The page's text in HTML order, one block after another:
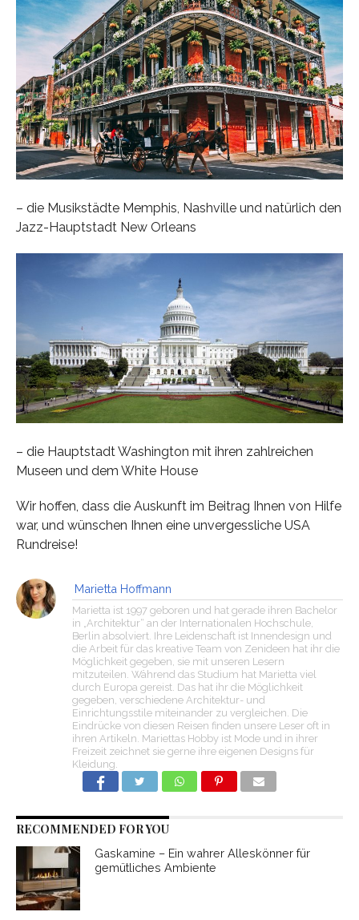
– die Musikstädte Memphis, Nashville und natürlich den
Jazz-Hauptstadt New Orleans
– die Hauptstadt Washington mit ihren zahlreichen
Museen und dem White House
Wir hoffen, dass die Auskunft im Beitrag Ihnen von Hilfe
war, und wünschen Ihnen eine unvergessliche USA
Rundreise!
Marietta Hoffmann
Marietta ist 1997 geboren und hat gerade ihren Bachelor
in „Architektur“ an der Internationalen Hochschule,
Berlin absolviert. Ihre Leidenschaft ist Innendesign und
die Arbeit für das kreative Team von Zenideen hat ihr die
Möglichkeit gegeben, sie mit unseren Lesern
mitzuteilen. Während das Studium hat Marietta viel
durch Europa gereist. Das hat ihr die Möglichkeit
gegeben, verschiedene Architektur- und
Einrichtungsstile miteinander zu vergleichen. Die
Eindrücke von diesen Reisen finden unsere Leser oft in
ihren Artikeln. Mariettas Hobby ist Mode und in ihrer
Freizeit zeichnet sie gerne ihre eigenen Designs für
Kleidung.
RECOMMENDED FOR YOU
Gaskamine – Ein wahrer Alleskönner für
gemütliches Ambiente